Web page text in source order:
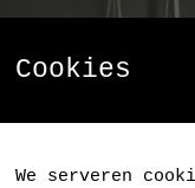
Cookies
We serveren